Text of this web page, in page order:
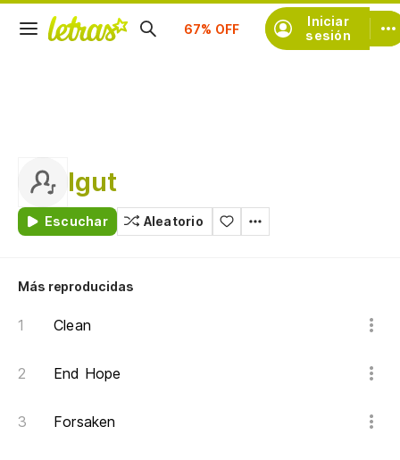
Iniciar
sesión
Suscríbete
Igut
Escuchar Aleatorio
Más reproducidas
Clean
End Hope
Forsaken